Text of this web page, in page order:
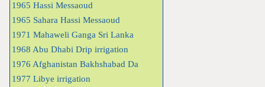
1965 Hassi Messaoud
1965 Sahara Hassi Messaoud
1971 Mahaweli Ganga Sri Lanka
1968 Abu Dhabi Drip irrigation
1976 Afghanistan Bakhshabad Da
1977 Libye irrigation